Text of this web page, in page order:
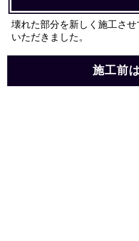
壊れた部分を新しく施工さ
いただきました。
施工前